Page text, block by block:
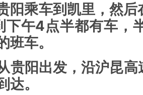
阳乘车到凯里，然后
下午4点半都有车，
班车。
贵阳出发，沿沪昆
达。